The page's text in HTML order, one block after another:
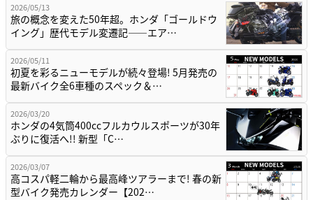
2026/05/13
旅の概念を変えた50年超。ホンダ「ゴールドウ
イング」歴代モデル変遷記——エア…
2026/05/11
初夏を彩るニューモデルが続々登場! 5月発売の
最新バイク全6車種のスペック＆…
2026/03/20
ホンダの4気筒400ccフルカウルスポーツが30年
ぶりに復活へ!! 新型「C…
2026/03/07
高コスパ軽二輪から最高峰ツアラーまで! 春の新
型バイク発売カレンダー【202…